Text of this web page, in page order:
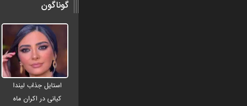
گوناگون
استایل جذاب لیندا
کیانی در اکران ماه